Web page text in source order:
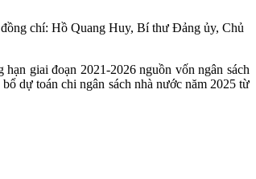
chí: Hồ Quang Huy, Bí thư Đảng ủy, Chủ
giai đoạn 2021-2026 nguồn vốn ngân sách
dự toán chi ngân sách nhà nước năm 2025 từ